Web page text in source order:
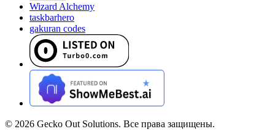
Wizard Alchemy
taskbarhero
gakuran codes
© 2026 Gecko Out Solutions. Все права защищены.